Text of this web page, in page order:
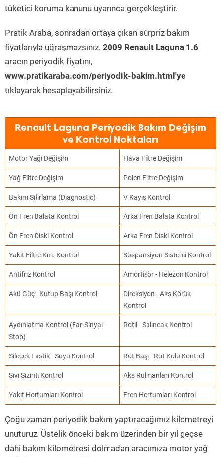
tüketici koruma kanunu uyarınca gerçekleştirir.
Pratik Araba, sonradan ortaya çıkan sürpriz bakım
fiyatlarıyla uğraşmazsınız. 2009 Renault Laguna 1.6
aracın periyodik fiyatını,
www.pratikaraba.com/periyodik-bakim.html'ye
tıklayarak hesaplayabilirsiniz.
Renault Laguna Periyodik Bakım Değişim
ve Kontrol Noktaları
Motor Yağı Değişim Hava Filtre Değişim
Yağ Filtre Değişim Polen Filtre Değişim
Bakım Sıfırlama (Diagnostic) V Kayış Kontrol
Ön Fren Balata Kontrol Arka Fren Balata Kontrol
Ön Fren Diski Kontrol Arka Fren Diski Kontrol
Yakıt Filtre Km. Kontrol Süspansiyon Sistemi Kontrol
Antifriz Kontrol Amortisör - Helezon Kontrol
Akü Güç - Kutup Başı Kontrol
Direksiyon - Aks Körük
Kontrol
Aydınlatma Kontrol (Far-Sinyal-
Stop)
Rotil - Salıncak Kontrol
Silecek Lastik - Suyu Kontrol Rot Başı - Rot Kolu Kontrol
Sıvı Sızıntı Kontrol Aks Rulmanları Kontrol
Yakıt Hortumları Kontrol Fren Hortumları Kontrol
Çoğu zaman periyodik bakım yaptıracağımız kilometreyi
unuturuz. Üstelik önceki bakım üzerinden bir yıl geçse
dahi bakım kilometresi dolmadan aracımıza motor yağ